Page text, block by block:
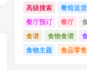
高级搜索
餐馆送
餐厅预订
餐厅
食谱
食物食谱
食物主题
食品零售